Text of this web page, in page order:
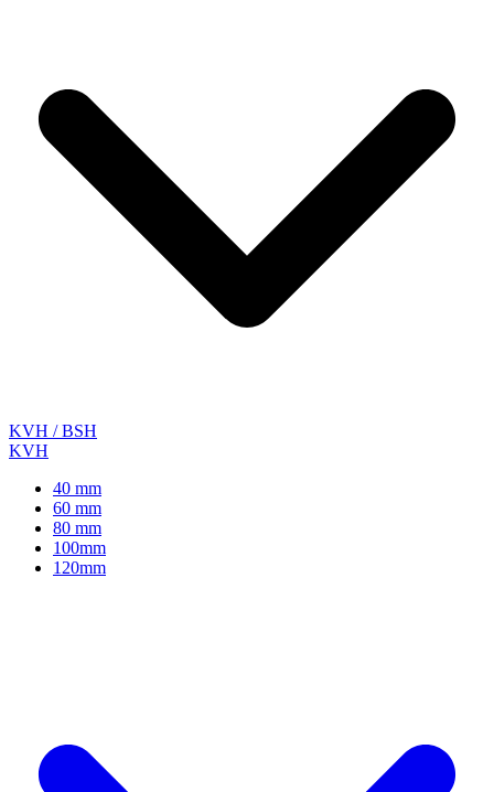
KVH / BSH
KVH
40 mm
60 mm
80 mm
100mm
120mm